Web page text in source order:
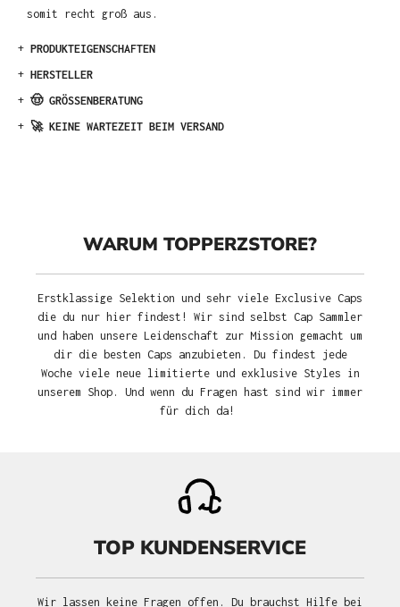
somit recht groß aus.
+ PRODUKTEIGENSCHAFTEN
+ HERSTELLER
+ 🤠 GRÖSSENBERATUNG
+ 🚀 KEINE WARTEZEIT BEIM VERSAND
WARUM TOPPERZSTORE?
Erstklassige Selektion und sehr viele Exclusive Caps
die du nur hier findest! Wir sind selbst Cap Sammler
und haben unsere Leidenschaft zur Mission gemacht um
dir die besten Caps anzubieten. Du findest jede
Woche viele neue limitierte und exklusive Styles in
unserem Shop. Und wenn du Fragen hast sind wir immer
für dich da!
TOP KUNDENSERVICE
Wir lassen keine Fragen offen. Du brauchst Hilfe bei